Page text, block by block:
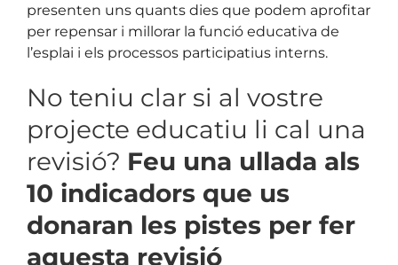
presenten uns quants dies que podem aprofitar
per repensar i millorar la funció educativa de
l’esplai i els processos participatius interns.
No teniu clar si al vostre
projecte educatiu li cal una
revisió? Feu una ullada als
10 indicadors que us
donaran les pistes per fer
aquesta revisió